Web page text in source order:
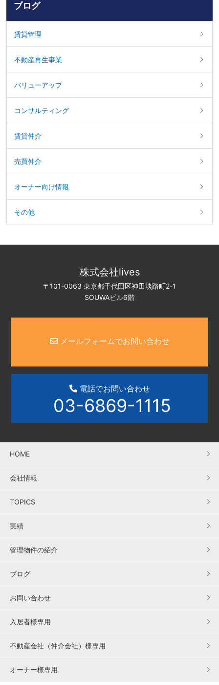
ブログ
賃貸管理
不動産再生事業
バリューアップ
コンサルティング
賃貸仲介
売買仲介
オーナー向け情報
その他
株式会社lives
〒101-0063 東京都千代田区神田淡路町2-1
SOUWAビル6階
メールフォームでお問い合わせ
電話でお問い合わせ
03-6869-1115
HOME
会社情報
TOPICS
実績
管理物件の紹介
ブログ
お問い合わせ
入居者様専用
不動産会社（仲介会社）様専用
オーナー様専用